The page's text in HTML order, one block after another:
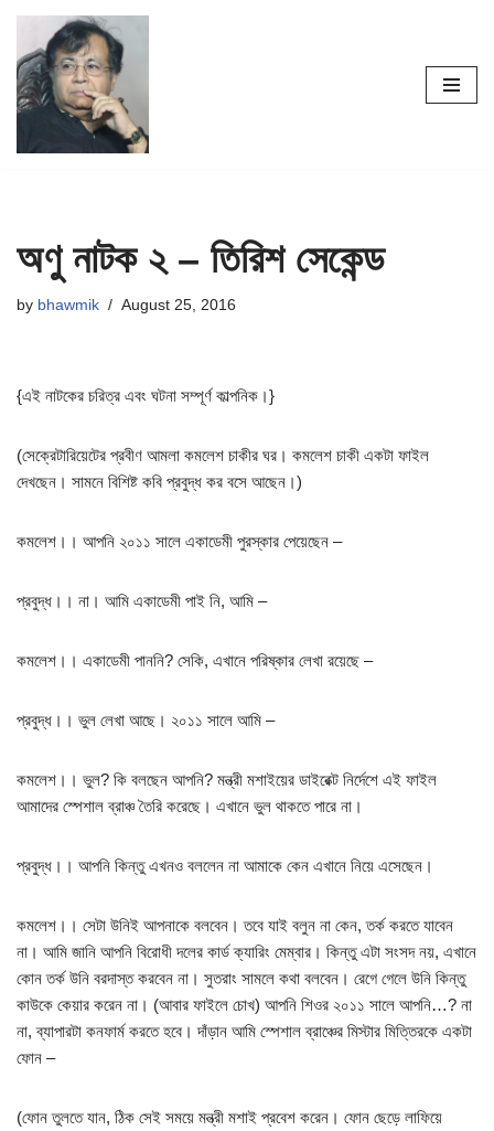
Skip
to
content
অণু নাটক ২ – তিরিশ সেকেন্ড
by bhawmik August 25, 2016
{এই নাটকের চরিত্র এবং ঘটনা সম্পূর্ণ কাল্পনিক।}
(সেক্রেটারিয়েটের প্রবীণ আমলা কমলেশ চাকীর ঘর। কমলেশ চাকী একটা ফাইল
দেখছেন। সামনে বিশিষ্ট কবি প্রবুদ্ধ কর বসে আছেন।)
কমলেশ।। আপনি ২০১১ সালে একাডেমী পুরস্কার পেয়েছেন –
প্রবুদ্ধ।। না। আমি একাডেমী পাই নি, আমি –
কমলেশ।। একাডেমী পাননি? সেকি, এখানে পরিষ্কার লেখা রয়েছে –
প্রবুদ্ধ।। ভুল লেখা আছে। ২০১১ সালে আমি –
কমলেশ।। ভুল? কি বলছেন আপনি? মন্ত্রী মশাইয়ের ডাইরেক্ট নির্দেশে এই ফাইল
আমাদের স্পেশাল ব্রাঞ্চ তৈরি করেছে। এখানে ভুল থাকতে পারে না।
প্রবুদ্ধ।। আপনি কিন্তু এখনও বললেন না আমাকে কেন এখানে নিয়ে এসেছেন।
কমলেশ।। সেটা উনিই আপনাকে বলবেন। তবে যাই বলুন না কেন, তর্ক করতে যাবেন
না। আমি জানি আপনি বিরোধী দলের কার্ড ক্যারিং মেম্বার। কিন্তু এটা সংসদ নয়, এখানে
কোন তর্ক উনি বরদাস্ত করবেন না। সুতরাং সামলে কথা বলবেন। রেগে গেলে উনি কিন্তু
কাউকে কেয়ার করেন না। (আবার ফাইলে চোখ) আপনি শিওর ২০১১ সালে আপনি…? না
না, ব্যাপারটা কনফার্ম করতে হবে। দাঁড়ান আমি স্পেশাল ব্রাঞ্চের মিস্টার মিত্তিরকে একটা
ফোন –
(ফোন তুলতে যান, ঠিক সেই সময়ে মন্ত্রী মশাই প্রবেশ করেন। ফোন ছেড়ে লাফিয়ে